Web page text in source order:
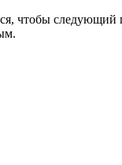
чтобы следующий